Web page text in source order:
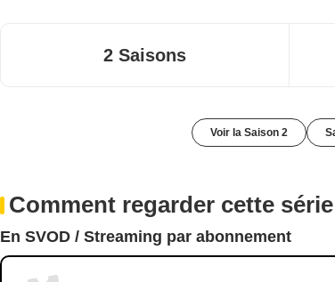
2 Saisons
Voir la Saison 2
Comment regarder cette série
En SVOD / Streaming par abonnement